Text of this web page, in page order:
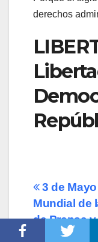
derechos
de
3 de Mayo
Mundial de
de Prensa
Expresión